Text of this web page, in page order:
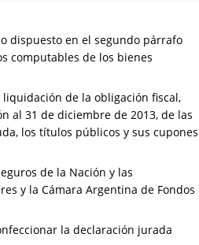
dispuesto en el segundo párrafo
computables de los bienes
de la obligación fiscal,
al 31 de diciembre de 2013, de las
los títulos públicos y sus cupones
de la Nación y las
y la Cámara Argentina de Fondos
la declaración jurada